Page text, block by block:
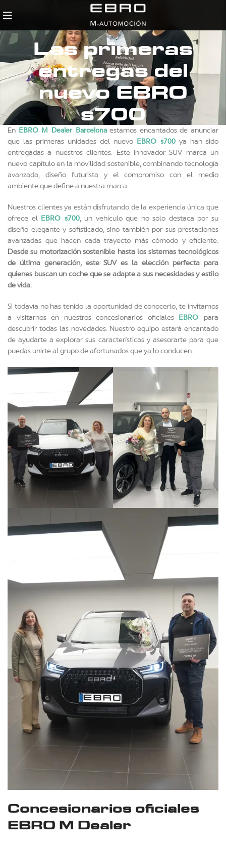
Las primeras
entregas del
nuevo EBRO
s700
En EBRO M Dealer Barcelonaestamos encantados de anunciar
que las primeras unidades del nuevo EBRO s700 ya han sido
entregadas a nuestros clientes. Este innovador SUV marca un
nuevo capítulo en la movilidad sostenible, combinando tecnología
avanzada, diseño futurista y el compromiso con el medio
ambiente que define a nuestra marca.
Nuestros clientes ya están disfrutando de la experiencia única que
ofrece el EBRO s700, un vehículo que no solo destaca por su
diseño elegante y sofisticado, sino también por sus prestaciones
avanzadas que hacen cada trayecto más cómodo y eficiente.
Desde su motorización sostenible hasta los sistemas tecnológicos
de última generación, este SUV es la elección perfecta para
quienes buscan un coche que se adapte a sus necesidades y estilo
de vida.
Si todavía no has tenido la oportunidad de conocerlo, te invitamos
a visitarnos en nuestros concesionarios oficiales EBRO
para
descubrir todas las novedades. Nuestro equipo estará encantado
de ayudarte a explorar sus características y asesorarte para que
puedas unirte al grupo de afortunados que ya lo conducen.
Concesionarios oficiales
EBRO M Dealer